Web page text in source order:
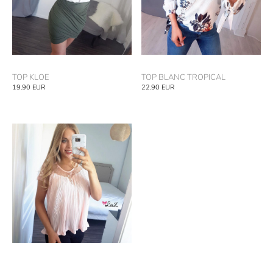
TOP KLOE
19.90 EUR
TOP BLANC TROPICAL
22.90 EUR